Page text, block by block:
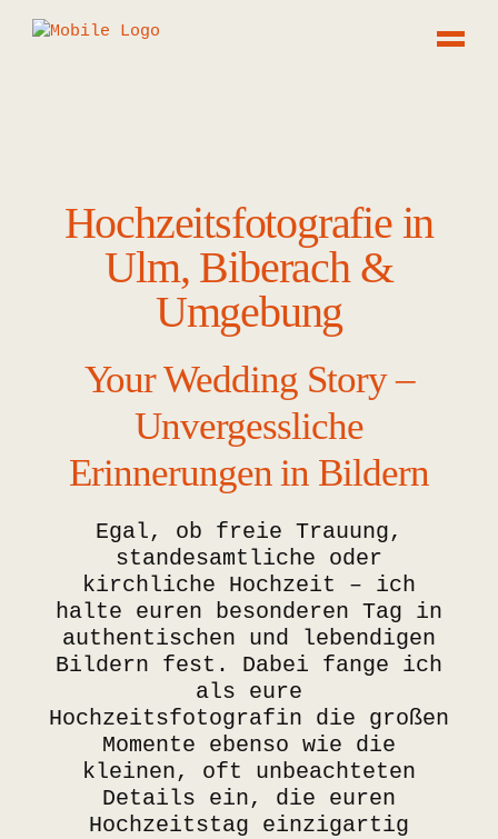
Hochzeitsfotografie in
Ulm, Biberach &
Umgebung
Your Wedding Story –
Unvergessliche
Erinnerungen in Bildern
Egal, ob freie Trauung,
standesamtliche oder
kirchliche Hochzeit – ich
halte euren besonderen Tag in
authentischen und lebendigen
Bildern fest. Dabei fange ich
als eure
Hochzeitsfotografin die großen
Momente ebenso wie die
kleinen, oft unbeachteten
Details ein, die euren
Hochzeitstag einzigartig